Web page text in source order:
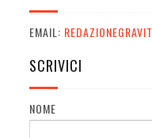
EMAIL:
SCRIVICI
NOME